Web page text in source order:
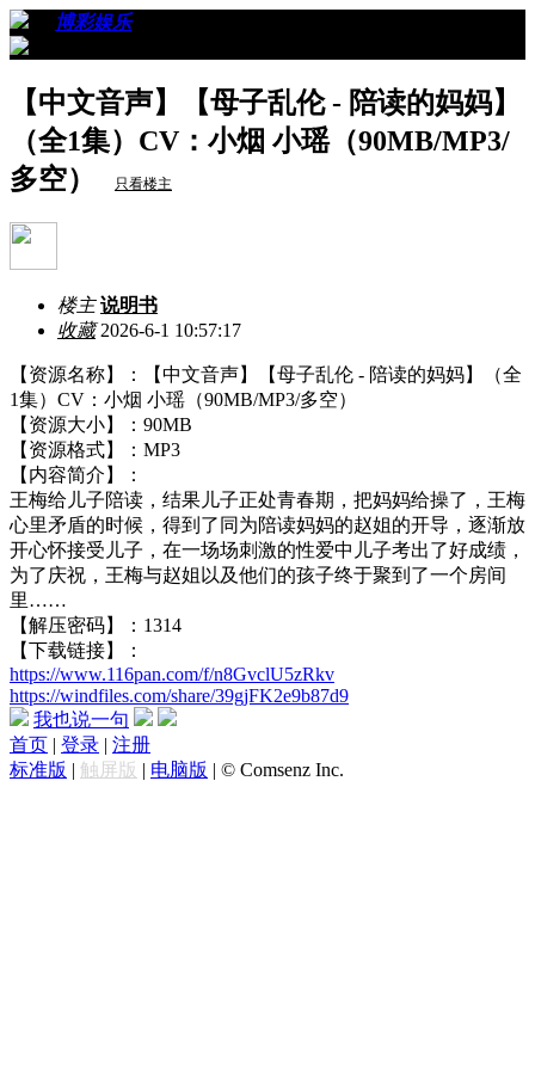
博彩娱乐
【中文音声】【母子乱伦 - 陪读的妈妈】
（全1集）CV：小烟 小瑶（90MB/MP3/
多空）
只看楼主
楼主 说明书
收藏2026-6-1 10:57:17
【资源名称】：【中文音声】【母子乱伦 - 陪读的妈妈】（全
1集）CV：小烟 小瑶（90MB/MP3/多空）
【资源大小】：90MB
【资源格式】：MP3
【内容简介】：
王梅给儿子陪读，结果儿子正处青春期，把妈妈给操了，王梅
心里矛盾的时候，得到了同为陪读妈妈的赵姐的开导，逐渐放
开心怀接受儿子，在一场场刺激的性爱中儿子考出了好成绩，
为了庆祝，王梅与赵姐以及他们的孩子终于聚到了一个房间
里……
【解压密码】：1314
【下载链接】：
https://www.116pan.com/f/n8GvclU5zRkv
https://windfiles.com/share/39gjFK2e9b87d9
我也说一句
首页 | 登录 | 注册
标准版 | 触屏版 | 电脑版 | © Comsenz Inc.